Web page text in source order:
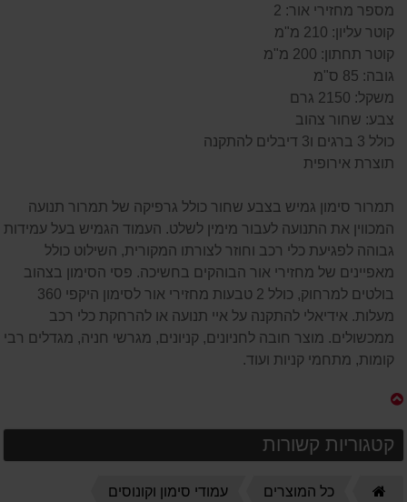
מספר מחזירי אור: 2
קוטר עליון: 210 מ"מ
קוטר תחתון: 200 מ"מ
גובה: 85 ס"מ
משקל: 2150 גרם
צבע: שחור צהוב
כולל 3 ברגים ו3 דיבלים להתקנה
תוצרת אירופית
תמרור סימון גמיש בצבע שחור כולל גרפיקה של תמרור תנועה
המכווין את התנועה לעבור מימין לשלט. העמוד הגמיש בעל עמידות
גבוהה לפגיעת כלי רכב וחוזר לצורתו המקורית, השילוט כולל
מאפיינים של מחזירי אור הבוהקים בחשיכה. פסי הסימון בצהוב
בולטים למרחוק, כולל 2 טבעות מחזירי אור לסימון היקפי 360
מעלות. אידיאלי להתקנה על איי תנועה או להרחקת כלי רכב
ממכשולים. מוצר חובה לחניונים, קניונים, מגרשי חניה, מגדלים רבי
קומות, מתחמי קניות ועוד.
קטגוריות קשורות
כל המוצרים עמודי סימון וקונוסים